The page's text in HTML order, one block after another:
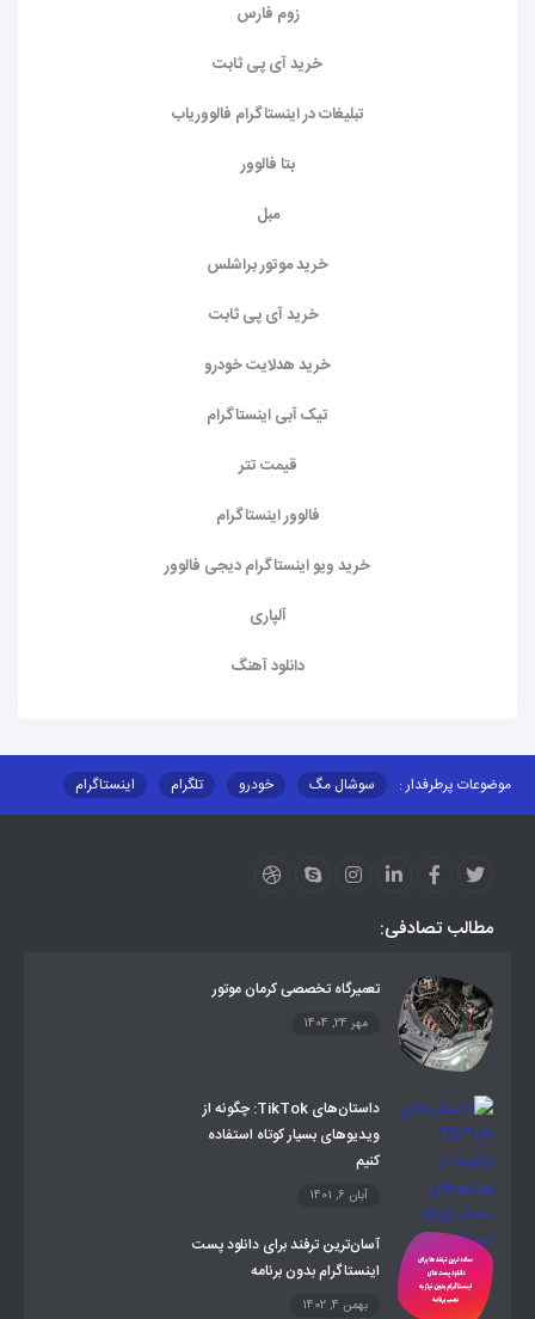
زوم فارس
خرید آی پی ثابت
تبلیغات در اینستاگرام فالووریاب
بتا فالوور
مبل
خرید موتور براشلس
خرید آی پی ثابت
خرید هدلایت خودرو
تیک آبی اینستاگرام
قیمت تتر
فالوور اینستاگرام
خرید ویو اینستاگرام دیجی فالوور
آلپاری
دانلود آهنگ
موضوعات پرطرفدار : سوشال مگ خودرو تلگرام
اینستاگرام
مطالب تصادفی:
تعمیرگاه تخصصی کرمان موتور
مهر 24, 1404
داستان‌های TikTok: چگونه از
ویدیوهای بسیار کوتاه استفاده
کنیم
آبان 6, 1401
آسان‌ترین ترفند برای دانلود پست
اینستاگرام بدون برنامه
بهمن 4, 1402